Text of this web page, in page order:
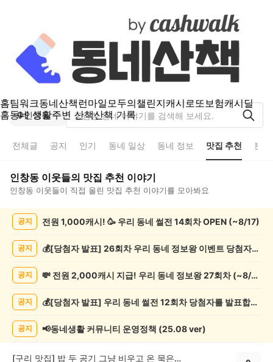
홈팀워크동네산책런마일모두의챌린지캐시로또보험캐시딜
홈동네 생활주변 산책산책 기록
인창동
전체글 공지 인기 동네 일상 동네 정보 맛집 추천 분
인창동 이웃들의 맛집 추천 이야기
인창동 이웃들이 직접 올린 맛집 추천 이야기를 모아봐요
록
공지 전원 1,000캐시! 🥳 우리 동네 썰전 14회차 OPEN (~8/17)
공지 💰[당첨자 발표] 26회차 우리 동네 정보왕 이벤트 당첨자를 발표합니다!
공지 💸 전원 2,000캐시 지급! 우리 동네 정보왕 27회차 (~8/10)
공지 💰[당첨자 발표] 우리 동네 썰전 12회차 당첨자를 발표합니다!
공지 📢동네생활 커뮤니티 운영정책 (25.08 ver)
[구리 맛집] 밥 두 공기 그냥 비우고 온 묵은지 고등어조림 끝판왕, 어랑추